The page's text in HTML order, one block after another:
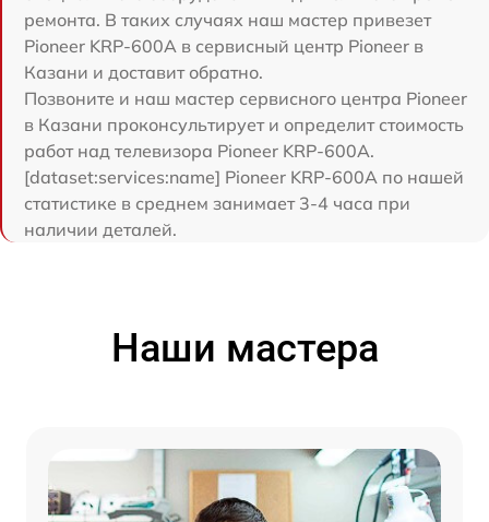
ремонта. В таких случаях наш мастер привезет
Pioneer KRP-600A в сервисный центр Pioneer в
Казани и доставит обратно.
Позвоните и наш мастер сервисного центра Pioneer
в Казани проконсультирует и определит стоимость
работ над телевизора Pioneer KRP-600A.
[dataset:services:name] Pioneer KRP-600A по нашей
статистике в среднем занимает 3-4 часа при
наличии деталей.
Наши мастера